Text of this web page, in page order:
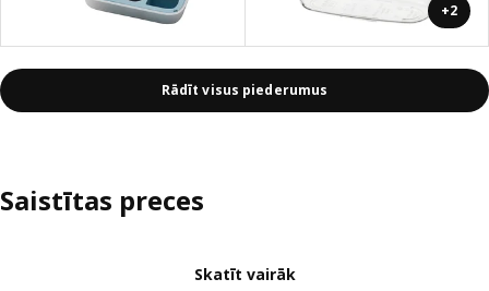
+2
Rādīt visus piederumus
Saistītas preces
Skatīt vairāk